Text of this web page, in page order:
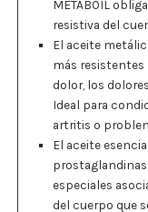
METABOIL
resistiva del
El aceite
más resistentes
dolor, los
Ideal para
artritis o
El aceite
especiales
del cuerpo que